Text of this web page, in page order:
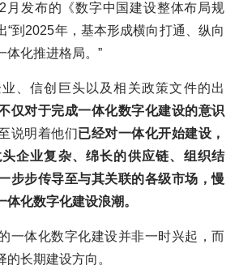
月发布的《数字中国建设整体布局规
“到2025年，基本形成横向打通、纵向
体化推进格局。”
、信创巨头以及相关政策文件的出
仅对于完成一体化数字化建设的意识
说明着他们已经对一体化开始建设，
企业复杂、绵长的供应链、组织结
步步传导至与其关联的各级市场，慢
化数字化建设浪潮。
一体化数字化建设并非一时兴起，而
长期建设方向。